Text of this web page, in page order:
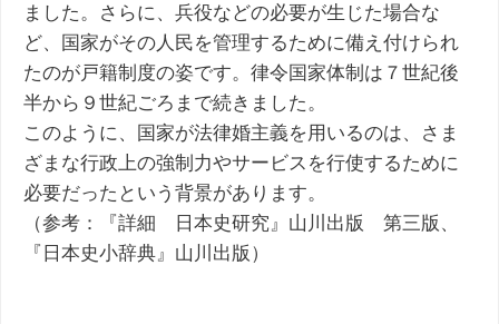
ました。さらに、兵役などの必要が生じた場合な
ど、国家がその人民を管理するために備え付けられ
たのが戸籍制度の姿です。律令国家体制は７世紀後
半から９世紀ごろまで続きました。
このように、国家が法律婚主義を用いるのは、さま
ざまな行政上の強制力やサービスを行使するために
必要だったという背景があります。
（参考：『詳細 日本史研究』山川出版 第三版、
『日本史小辞典』山川出版）